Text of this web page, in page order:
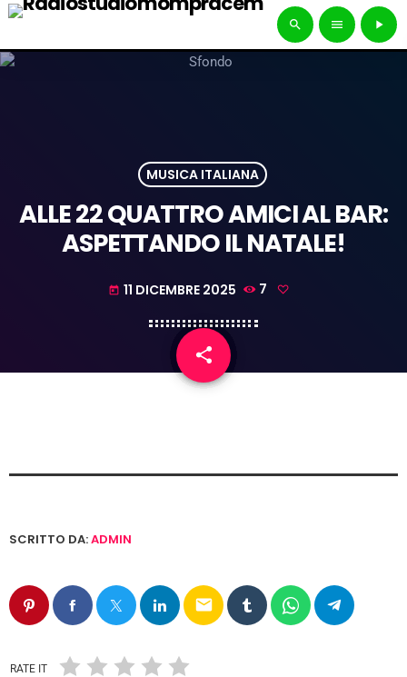
search menu play_arrow
MUSICA ITALIANA
ALLE 22 QUATTRO AMICI AL BAR:
ASPETTANDO IL NATALE!
today 11 DICEMBRE 2025 7
share
email
SCRITTO DA:ADMIN
email
RATE IT